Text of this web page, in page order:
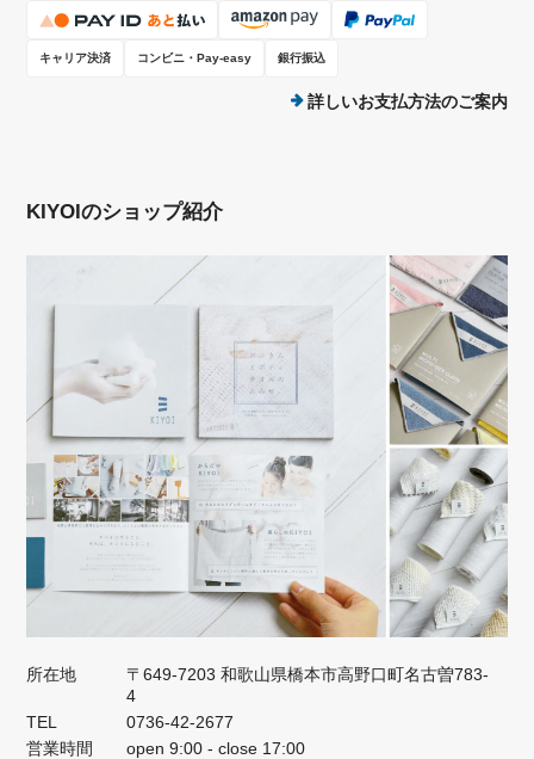
キャリア決済 コンビニ・Pay-easy 銀行振込
詳しいお支払方法のご案内
KIYOIのショップ紹介
所在地
〒649-7203 和歌山県橋本市高野口町名古曽783-
4
TEL
0736-42-2677
営業時間
open 9:00 - close 17:00